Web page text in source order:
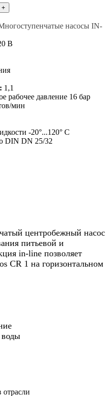
+
насосы IN-
В
1,1
рабочее давление 16 бар
мин
-20°...120° C
DIN DN 25/32
центробежный насос
питьевой и
in-line позволяет
CR 1 на горизонтальном
воды